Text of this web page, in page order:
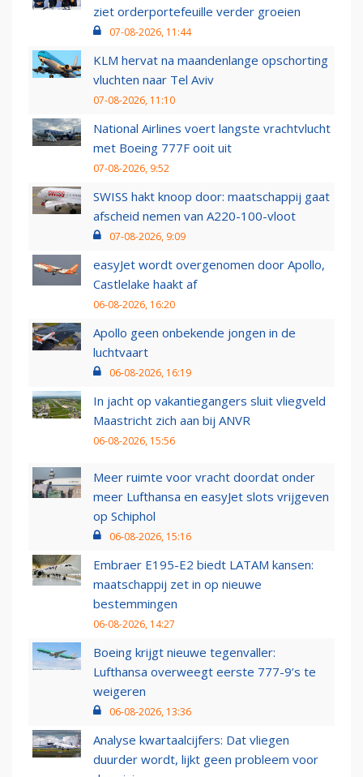
ziet orderportefeuille verder groeien
07-08-2026, 11:44
KLM hervat na maandenlange opschorting
vluchten naar Tel Aviv
07-08-2026, 11:10
National Airlines voert langste vrachtvlucht
met Boeing 777F ooit uit
07-08-2026, 9:52
SWISS hakt knoop door: maatschappij gaat
afscheid nemen van A220-100-vloot
07-08-2026, 9:09
easyJet wordt overgenomen door Apollo,
Castlelake haakt af
06-08-2026, 16:20
Apollo geen onbekende jongen in de
luchtvaart
06-08-2026, 16:19
In jacht op vakantiegangers sluit vliegveld
Maastricht zich aan bij ANVR
06-08-2026, 15:56
Meer ruimte voor vracht doordat onder
meer Lufthansa en easyJet slots vrijgeven
op Schiphol
06-08-2026, 15:16
Embraer E195-E2 biedt LATAM kansen:
maatschappij zet in op nieuwe
bestemmingen
06-08-2026, 14:27
Boeing krijgt nieuwe tegenvaller:
Lufthansa overweegt eerste 777-9’s te
weigeren
06-08-2026, 13:36
Analyse kwartaalcijfers: Dat vliegen
duurder wordt, lijkt geen probleem voor